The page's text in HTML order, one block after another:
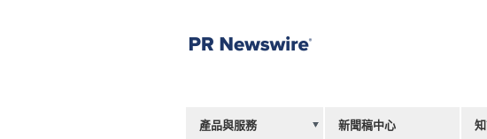
產品與服務 新聞稿中心